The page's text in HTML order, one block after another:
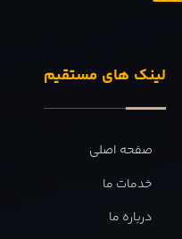
لینک های مستقیم
صفحه اصلی
خدمات ما
درباره ما